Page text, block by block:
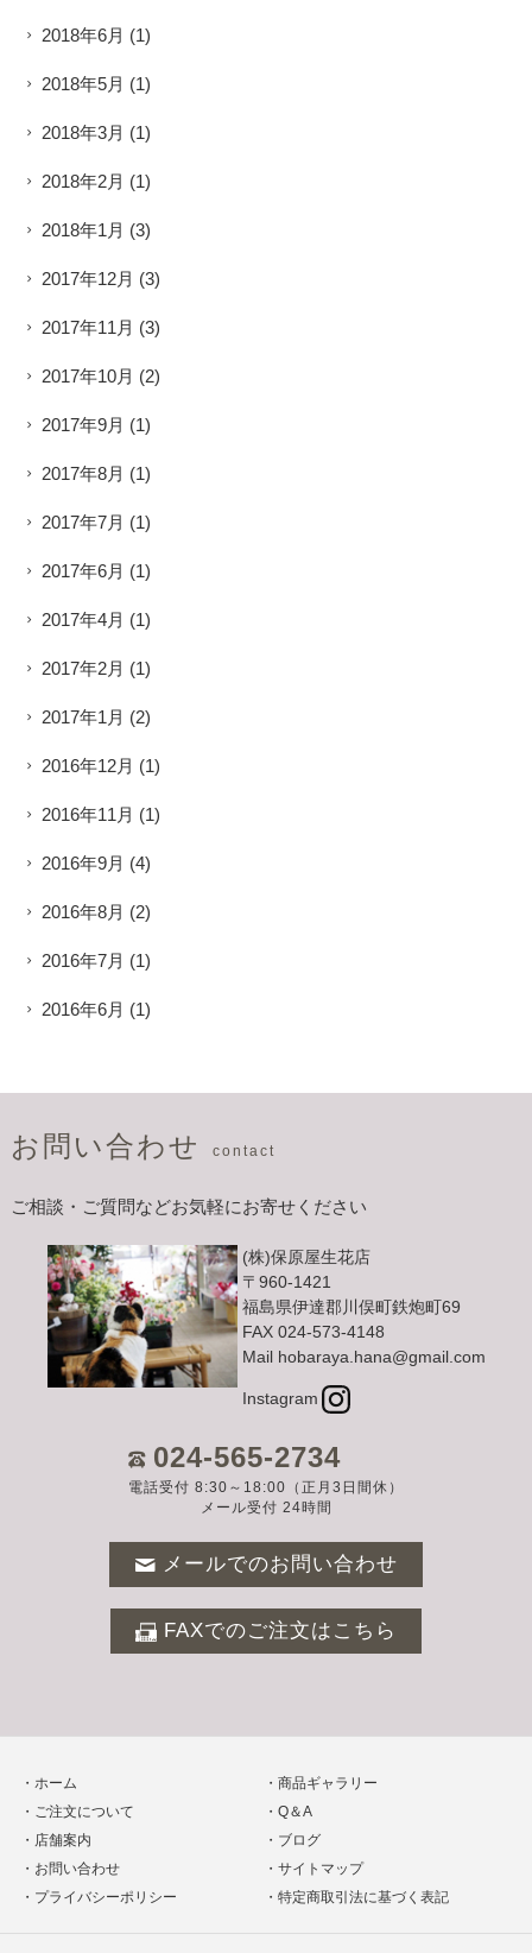
2018年6月 (1)
2018年5月 (1)
2018年3月 (1)
2018年2月 (1)
2018年1月 (3)
2017年12月 (3)
2017年11月 (3)
2017年10月 (2)
2017年9月 (1)
2017年8月 (1)
2017年7月 (1)
2017年6月 (1)
2017年4月 (1)
2017年2月 (1)
2017年1月 (2)
2016年12月 (1)
2016年11月 (1)
2016年9月 (4)
2016年8月 (2)
2016年7月 (1)
2016年6月 (1)
お問い合わせ contact
ご相談・ご質問などお気軽にお寄せください
(株)保原屋生花店
〒960-1421
福島県伊達郡川俣町鉄炮町69
FAX 024-573-4148
Mail hobaraya.hana@gmail.com
Instagram
024-565-2734
電話受付 8:30～18:00（正月3日間休）
メール受付 24時間
メールでのお問い合わせ
FAXでのご注文はこちら
ホーム
商品ギャラリー
ご注文について
Q＆A
店舗案内
ブログ
お問い合わせ
サイトマップ
プライバシーポリシー
特定商取引法に基づく表記